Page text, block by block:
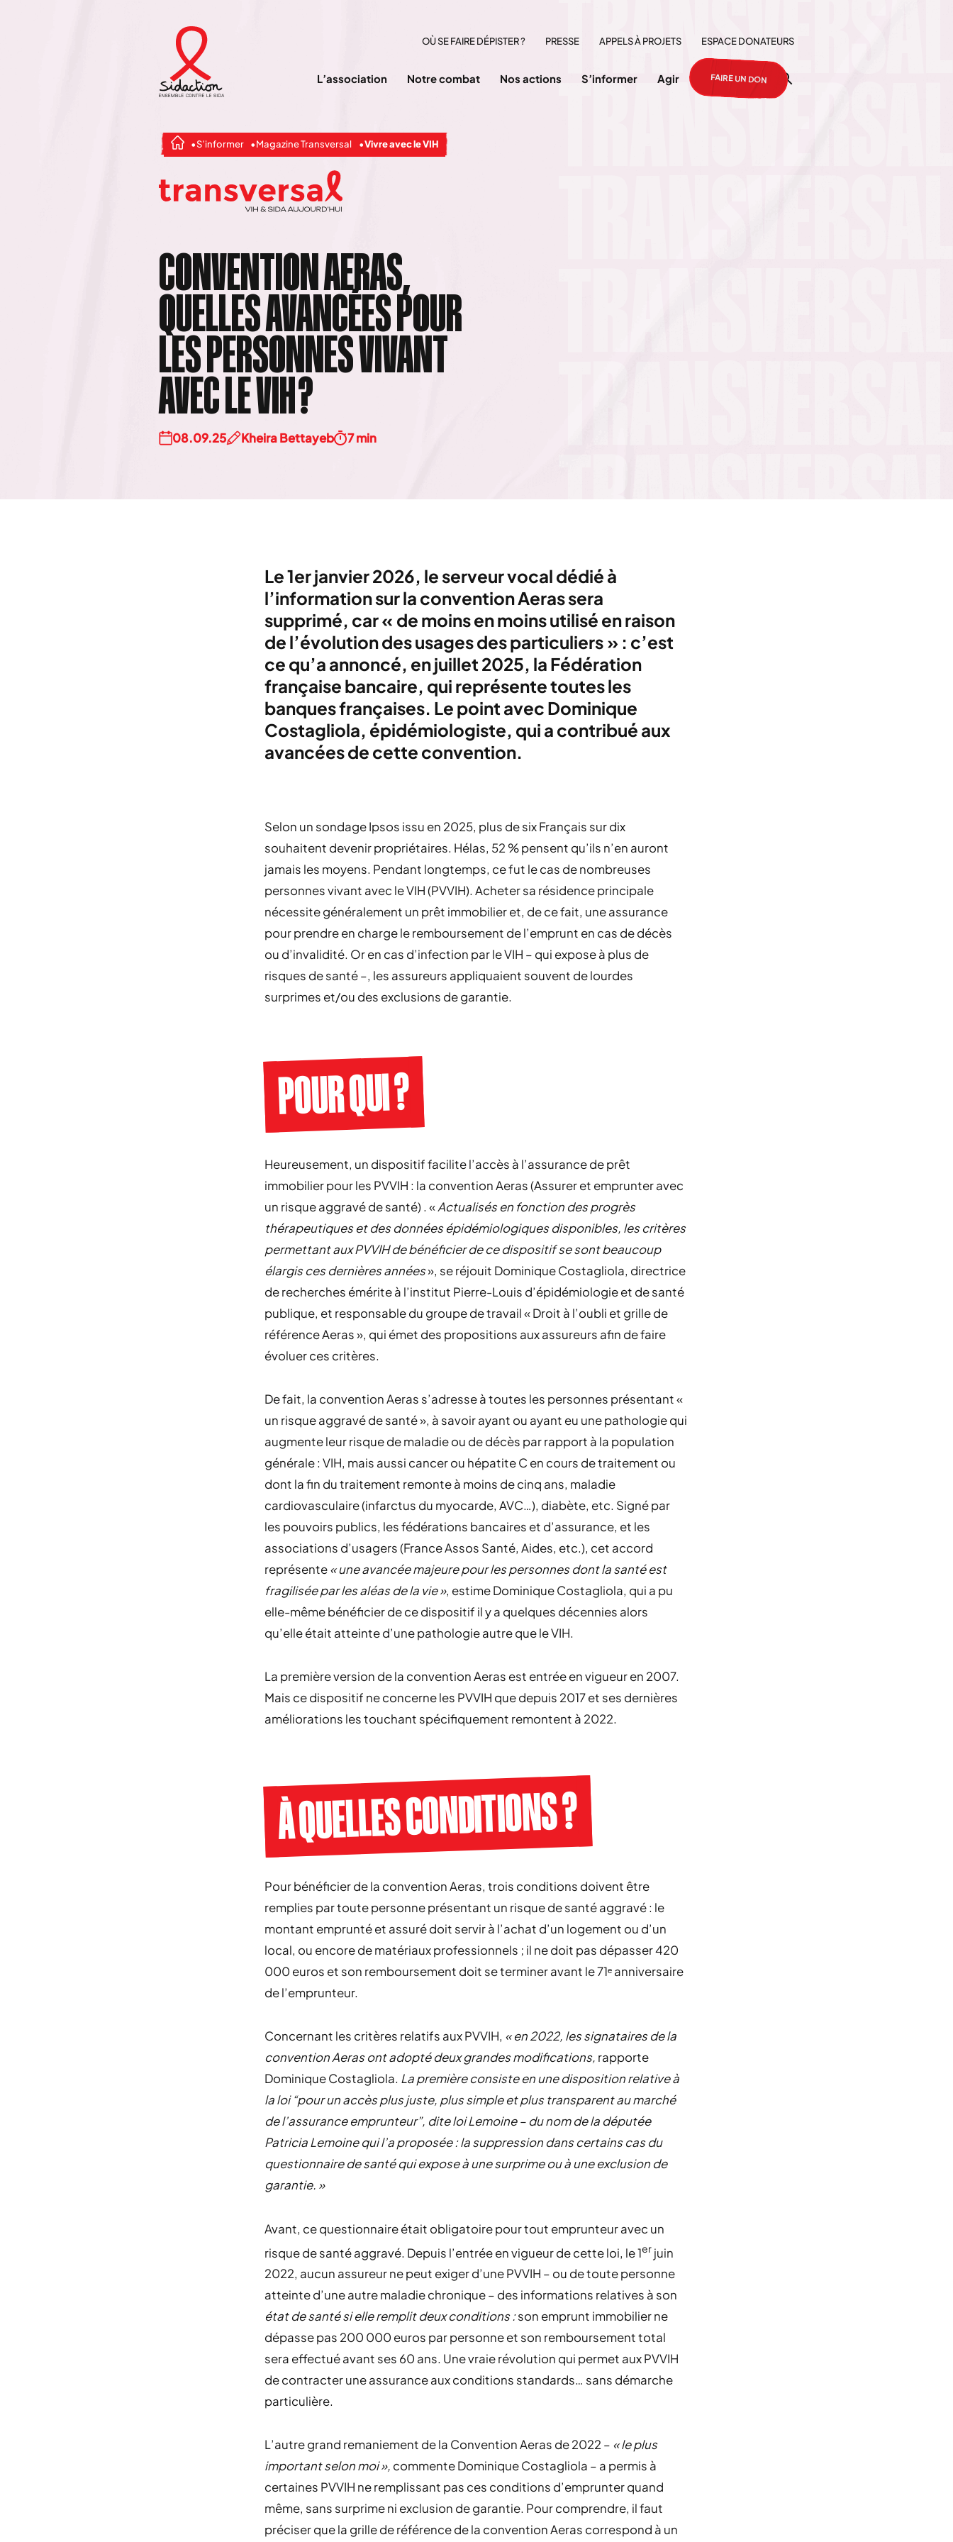
OÙ SE FAIRE DÉPISTER ? PRESSE APPELS À PROJETS ESPACE DONATEURS
L’association Notre combat Nos actions S’informer Agir FAIRE UN DON
S’informer Magazine Transversal Vivre avec le VIH
CONVENTION AERAS,
QUELLES AVANCÉES POUR
LES PERSONNES VIVANT
AVEC LE VIH ?
08.09.25 Kheira Bettayeb 7 min
Le 1er janvier 2026, le serveur vocal dédié à
l’information sur la convention Aeras sera
supprimé, car « de moins en moins utilisé en raison
de l’évolution des usages des particuliers » : c’est
ce qu’a annoncé, en juillet 2025, la Fédération
française bancaire, qui représente toutes les
banques françaises. Le point avec Dominique
Costagliola, épidémiologiste, qui a contribué aux
avancées de cette convention.
Selon un sondage Ipsos issu en 2025, plus de six Français sur dix
souhaitent devenir propriétaires. Hélas, 52 % pensent qu’ils n’en auront
jamais les moyens. Pendant longtemps, ce fut le cas de nombreuses
personnes vivant avec le VIH (PVVIH). Acheter sa résidence principale
nécessite généralement un prêt immobilier et, de ce fait, une assurance
pour prendre en charge le remboursement de l’emprunt en cas de décès
ou d’invalidité. Or en cas d’infection par le VIH – qui expose à plus de
risques de santé –, les assureurs appliquaient souvent de lourdes
surprimes et/ou des exclusions de garantie.
POUR QUI ?
Heureusement, un dispositif facilite l’accès à l’assurance de prêt
immobilier pour les PVVIH : la convention Aeras (Assurer et emprunter avec
un risque aggravé de santé) . «Actualisés en fonction des progrès
thérapeutiques et des données épidémiologiques disponibles, les critères
permettant aux PVVIH de bénéficier de ce dispositif se sont beaucoup
élargis ces dernières années», se réjouit Dominique Costagliola, directrice
de recherches émérite à l’institut Pierre-Louis d’épidémiologie et de santé
publique, et responsable du groupe de travail « Droit à l’oubli et grille de
référence Aeras », qui émet des propositions aux assureurs afin de faire
évoluer ces critères.
De fait, la convention Aeras s’adresse à toutes les personnes présentant «
un risque aggravé de santé », à savoir ayant ou ayant eu une pathologie qui
augmente leur risque de maladie ou de décès par rapport à la population
générale : VIH, mais aussi cancer ou hépatite C en cours de traitement ou
dont la fin du traitement remonte à moins de cinq ans, maladie
cardiovasculaire (infarctus du myocarde, AVC…), diabète, etc. Signé par
les pouvoirs publics, les fédérations bancaires et d’assurance, et les
associations d’usagers (France Assos Santé, Aides, etc.), cet accord
représente« une avancée majeure pour les personnes dont la santé est
fragilisée par les aléas de la vie », estime Dominique Costagliola, qui a pu
elle-même bénéficier de ce dispositif il y a quelques décennies alors
qu’elle était atteinte d’une pathologie autre que le VIH.
La première version de la convention Aeras est entrée en vigueur en 2007.
Mais ce dispositif ne concerne les PVVIH que depuis 2017 et ses dernières
améliorations les touchant spécifiquement remontent à 2022.
À QUELLES CONDITIONS ?
Pour bénéficier de la convention Aeras, trois conditions doivent être
remplies par toute personne présentant un risque de santé aggravé : le
montant emprunté et assuré doit servir à l’achat d’un logement ou d’un
local, ou encore de matériaux professionnels ; il ne doit pas dépasser 420
000 euros et son remboursement doit se terminer avant le 71ᵉ anniversaire
de l’emprunteur.
Concernant les critères relatifs aux PVVIH, « en 2022, les signataires de la
convention Aeras ont adopté deux grandes modifications, rapporte
Dominique Costagliola. La première consiste en une disposition relative à
la loi “pour un accès plus juste, plus simple et plus transparent au marché
de l’assurance emprunteur”, dite loi Lemoine – du nom de la députée
Patricia Lemoine qui l’a proposée : la suppression dans certains cas du
questionnaire de santé qui expose à une surprime ou à une exclusion de
garantie. »
Avant, ce questionnaire était obligatoire pour tout emprunteur avec un
risque de santé aggravé. Depuis l’entrée en vigueur de cette loi, le 1er juin
2022, aucun assureur ne peut exiger d’une PVVIH – ou de toute personne
atteinte d’une autre maladie chronique – des informations relatives à son
état de santé si elle remplit deux conditions :son emprunt immobilier ne
dépasse pas 200 000 euros par personne et son remboursement total
sera effectué avant ses 60 ans. Une vraie révolution qui permet aux PVVIH
de contracter une assurance aux conditions standards… sans démarche
particulière.
L’autre grand remaniement de la Convention Aeras de 2022 – «le plus
important selon moi», commente Dominique Costagliola – a permis à
certaines PVVIH ne remplissant pas ces conditions d’emprunter quand
même, sans surprime ni exclusion de garantie. Pour comprendre, il faut
préciser que la grille de référence de la convention Aeras correspond à un